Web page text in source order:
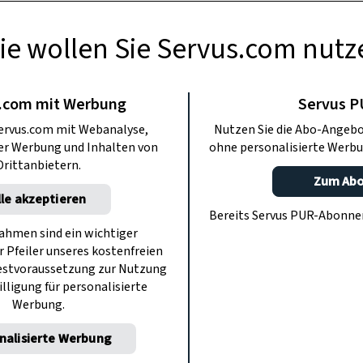
für Augen haben
scharf wie ein Fernglas – jedes
Gleichgültig, ob es sich durch die
nach Beute Ausschau hält.
wollen Sie Servus.com
mit Werbung
mit Webanalyse,
Werbung und Inhalten von
akzeptieren
sind ein wichtiger
unseres kostenfreien
zur Nutzung
für personalisierte
Werbung.
Werbung
Servus
Nutzen Sie die Abo-
ohne personalisierte
Zum
Bereits Servus PUR-